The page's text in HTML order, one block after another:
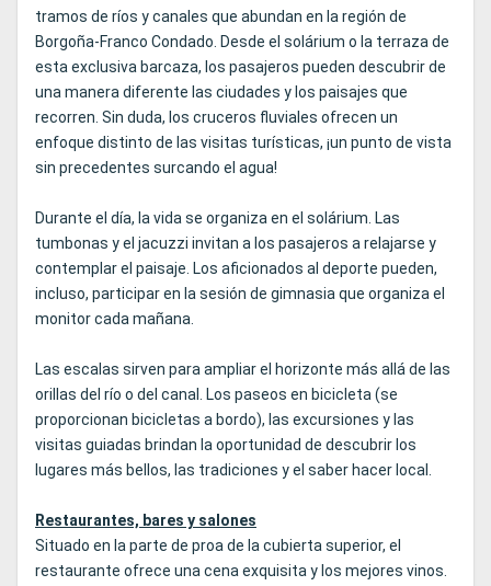
tramos de ríos y canales que abundan en la región de
Borgoña-Franco Condado. Desde el solárium o la terraza de
esta exclusiva barcaza, los pasajeros pueden descubrir de
una manera diferente las ciudades y los paisajes que
recorren. Sin duda, los cruceros fluviales ofrecen un
enfoque distinto de las visitas turísticas, ¡un punto de vista
sin precedentes surcando el agua!
Durante el día, la vida se organiza en el solárium. Las
tumbonas y el jacuzzi invitan a los pasajeros a relajarse y
contemplar el paisaje. Los aficionados al deporte pueden,
incluso, participar en la sesión de gimnasia que organiza el
monitor cada mañana.
Las escalas sirven para ampliar el horizonte más allá de las
orillas del río o del canal. Los paseos en bicicleta (se
proporcionan bicicletas a bordo), las excursiones y las
visitas guiadas brindan la oportunidad de descubrir los
lugares más bellos, las tradiciones y el saber hacer local.
Restaurantes, bares y salones
Situado en la parte de proa de la cubierta superior, el
restaurante ofrece una cena exquisita y los mejores vinos.